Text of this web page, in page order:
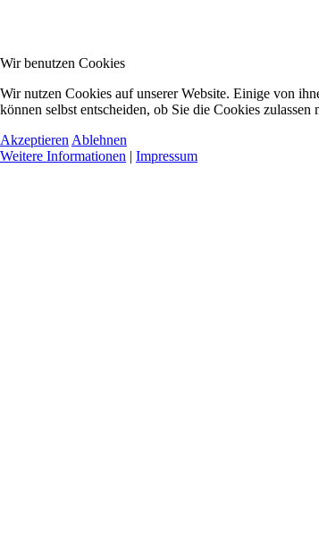
Wir benutzen Cookies
Wir nutzen Cookies auf unserer Website. Einige von
können selbst entscheiden, ob Sie die Cookies
Akzeptieren Ablehnen
Weitere Informationen | Impressum